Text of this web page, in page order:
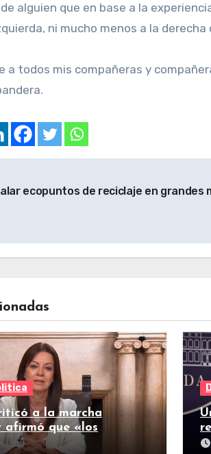
alguien que en base a la
ni mucho menos a la
a todos mis compañeras y
ecopuntos de reciclaje en grandes
a la marcha
afirmó que «los
todos resueltos»